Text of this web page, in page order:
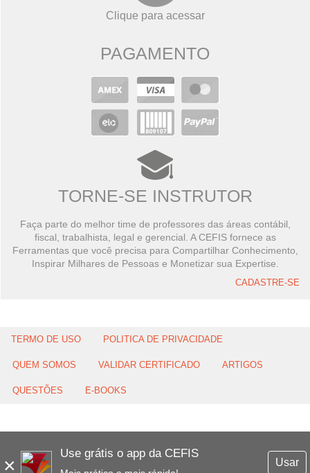
×
Use grátis o app da CEFIS
Usar
Clique para acessar
PAGAMENTO
TORNE-SE INSTRUTOR
Faça parte do melhor time de professores das áreas contábil,
fiscal, trabalhista, legal e gerencial. A CEFIS fornece as
Ferramentas que você precisa para Compartilhar Conhecimento,
Inspirar Milhares de Pessoas e Monetizar sua Expertise.
CADASTRE-SE
TERMO DE USO POLITICA DE PRIVACIDADE
QUEM SOMOS VALIDAR CERTIFICADO ARTIGOS
QUESTÕES E-BOOKS